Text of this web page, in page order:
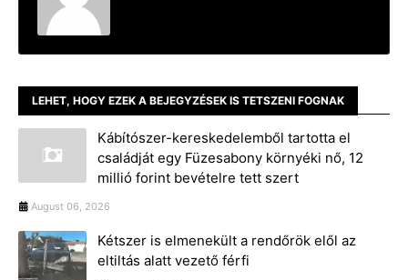
LEHET, HOGY EZEK A BEJEGYZÉSEK IS TETSZENI FOGNAK
Kábítószer-kereskedelemből tartotta el
családját egy Füzesabony környéki nő, 12
millió forint bevételre tett szert
August 06, 2026
Kétszer is elmenekült a rendőrök elől az
eltiltás alatt vezető férfi